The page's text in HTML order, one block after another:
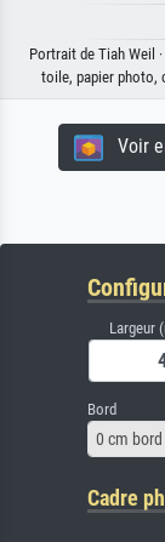
Portrait de Tiah Weil
toile, papier photo,
Voir
Largeur
Bord
0 cm bord
Cadre